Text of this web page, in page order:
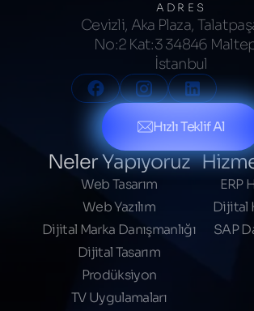
ADRES
Cevizli, Aka Plaza,
No:2 Kat:3 34846
İstanbul
Hızlı Teklif Al
Neler Yapıyoruz
Web Tasarım
Web Yazılım
Dijital Marka Danışmanlığı
Dijital Tasarım
Prodüksiyon
TV Uygulamaları
ERP
Dijital
SAP